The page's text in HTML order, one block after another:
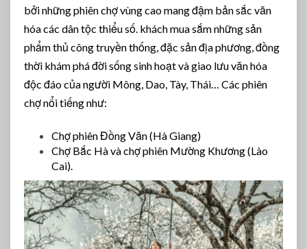
bởi những phiên chợ vùng cao mang đậm bản sắc văn
hóa các dân tộc thiểu số. khách mua sắm những sản
phẩm thủ công truyền thống, đặc sản địa phương, đồng
thời khám phá đời sống sinh hoạt và giao lưu văn hóa
độc đáo của người Mông, Dao, Tày, Thái… Các phiên
chợ nổi tiếng như:
Chợ phiên Đồng Văn (Hà Giang)
Chợ Bắc Hà và chợ phiên Mường Khương (Lào
Cai).